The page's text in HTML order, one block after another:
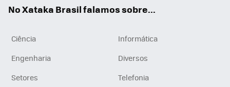
No Xataka Brasil falamos sobre...
Ciência
Informática
Engenharia
Diversos
Setores
Telefonia